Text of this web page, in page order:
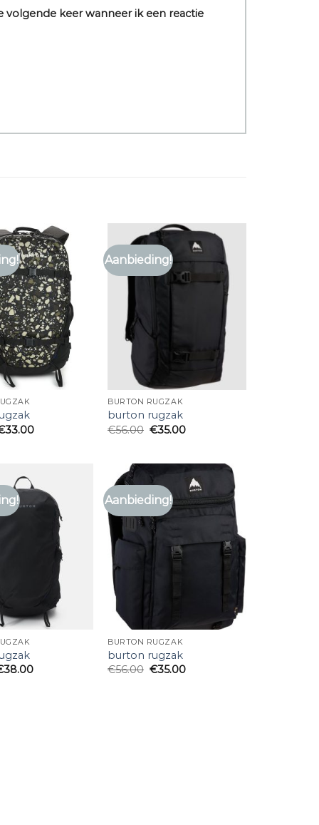
volgende keer wanneer ik een reactie
33.00
Aanbieding!
BURTON RUGZAK
burton rugzak
€56.00 €35.00
38.00
Aanbieding!
BURTON RUGZAK
burton rugzak
€56.00 €35.00